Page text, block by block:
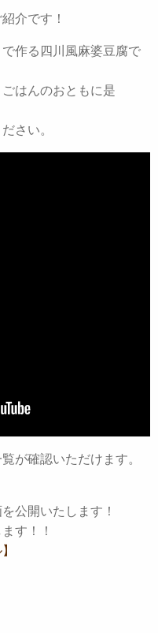
介です！
作る四川風麻婆豆腐で
はんのおともに是
さい。
が確認いただけます。
公開いたします！
す！！